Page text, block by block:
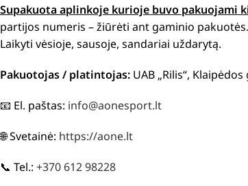
Supakuota aplinkoje kurioje buvo pakuojami
partijos numeris – žiūrėti ant gaminio
Laikyti vėsioje, sausoje, sandariai uždarytą.
Pakuotojas / platintojas: UAB „Rilis“,
📧 El. paštas: info@aonesport.lt
🌐 Svetainė: https://aone.lt
📞 Tel.: +370 612 98228